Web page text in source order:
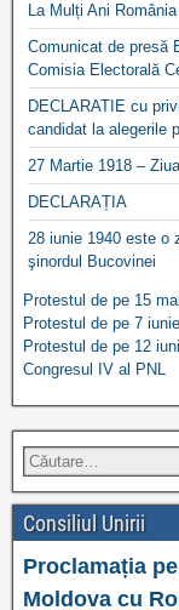
La Mulți Ani România
Comunicat de presă
Comisia Electorală
DECLARATIE cu
candidat la alegerile
27 Martie 1918 –
DECLARAȚIA
28 iunie 1940 este o
şinordul Bucovinei
Protestul de pe 15
Protestul de pe 7 iunie
Protestul de pe 12
Congresul IV al PNL
Consiliul Unirii
Proclamația
Moldova cu